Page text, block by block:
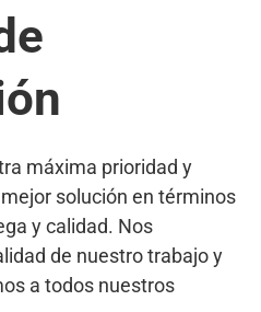
máxima prioridad y
solución en términos
y calidad. Nos
de nuestro trabajo y
a todos nuestros